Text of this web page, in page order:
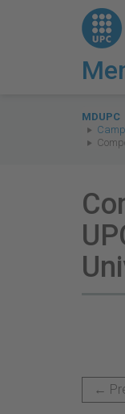
are
here:
MDUPC
←